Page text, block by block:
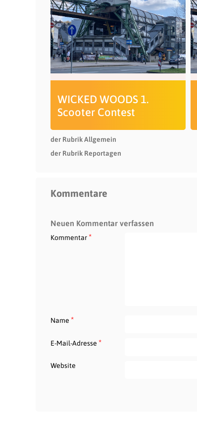
WICKED WOODS 1.
Scooter Contest
der Rubrik Allgemein
der Rubrik Reportagen
Kommentare
Neuen Kommentar verfassen
Kommentar*
Name *
E-Mail-Adresse *
Website